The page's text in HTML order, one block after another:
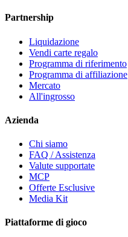
Partnership
Liquidazione
Vendi carte regalo
Programma di riferimento
Programma di affiliazione
Mercato
All'ingrosso
Azienda
Chi siamo
FAQ / Assistenza
Valute supportate
MCP
Offerte Esclusive
Media Kit
Piattaforme di gioco